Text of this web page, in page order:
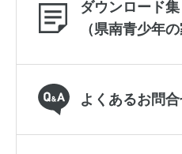
ダウンロード集
（県南青少年の
よくあるお問